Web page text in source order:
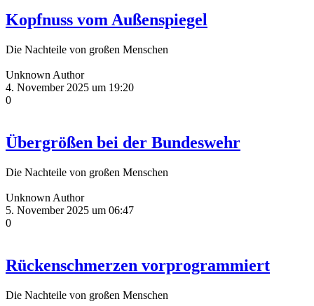
Kopfnuss vom Außenspiegel
Die Nachteile von großen Menschen
Unknown Author
4. November 2025 um 19:20
0
Übergrößen bei der Bundeswehr
Die Nachteile von großen Menschen
Unknown Author
5. November 2025 um 06:47
0
Rückenschmerzen vorprogrammiert
Die Nachteile von großen Menschen